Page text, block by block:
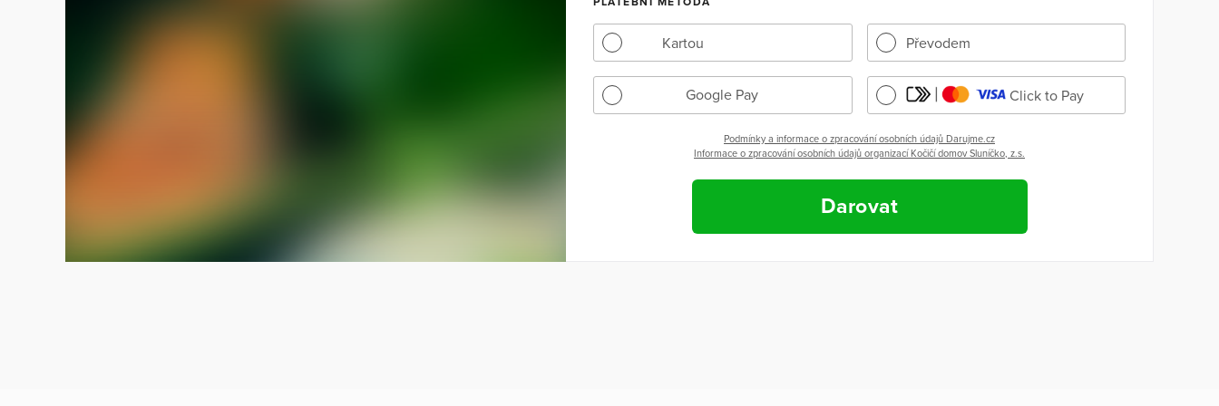
Kartou Převodem
Google Pay Click to Pay
Podmínky a informace o zpracování osobních údajů Darujme.cz
Informace o zpracování osobních údajů organizací Kočičí domov Sluníčko, z.s.
Darovat